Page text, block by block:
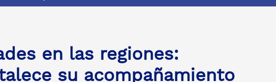
en las regiones:
su acompañamiento